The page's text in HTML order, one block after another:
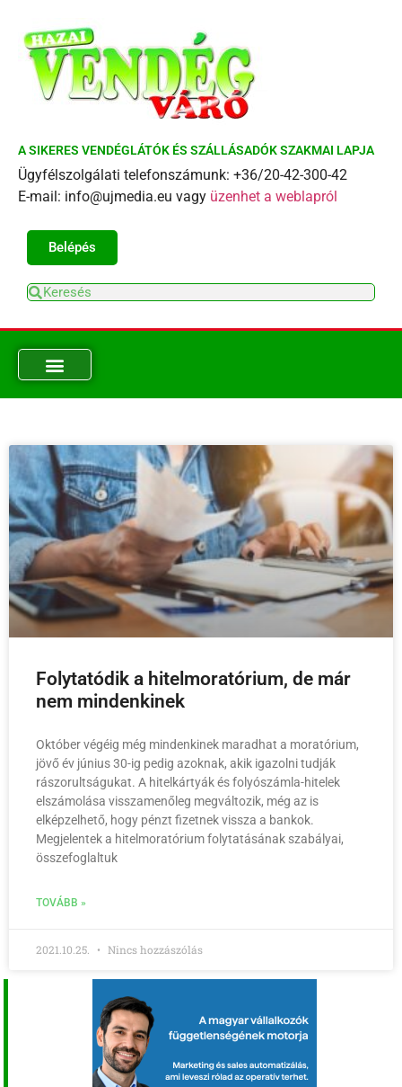
A SIKERES VENDÉGLÁTÓK ÉS SZÁLLÁSADÓK SZAKMAI LAPJA
Ügyfélszolgálati telefonszámunk: +36/20-42-300-42
E-mail: info@ujmedia.eu vagy üzenhet a weblapról
Belépés
Folytatódik a hitelmoratórium, de már
nem mindenkinek
Október végéig még mindenkinek maradhat a moratórium,
jövő év június 30-ig pedig azoknak, akik igazolni tudják
rászorultságukat. A hitelkártyák és folyószámla-hitelek
elszámolása visszamenőleg megváltozik, még az is
elképzelhető, hogy pénzt fizetnek vissza a bankok.
Megjelentek a hitelmoratórium folytatásának szabályai,
összefoglaltuk
TOVÁBB »
2021.10.25. Nincs hozzászólás